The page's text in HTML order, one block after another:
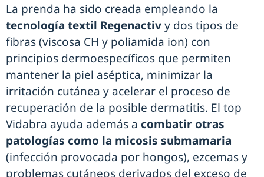
La prenda ha sido creada empleando la
tecnología textil Regenactivy dos tipos de
fibras (viscosa CH y poliamida ion) con
principios dermoespecíficos que permiten
mantener la piel aséptica, minimizar la
irritación cutánea y acelerar el proceso de
recuperación de la posible dermatitis. El top
Vidabra ayuda además a combatir otras
patologías como la micosis submamaria
(infección provocada por hongos), ezcemas y
problemas cutáneos derivados del exceso de